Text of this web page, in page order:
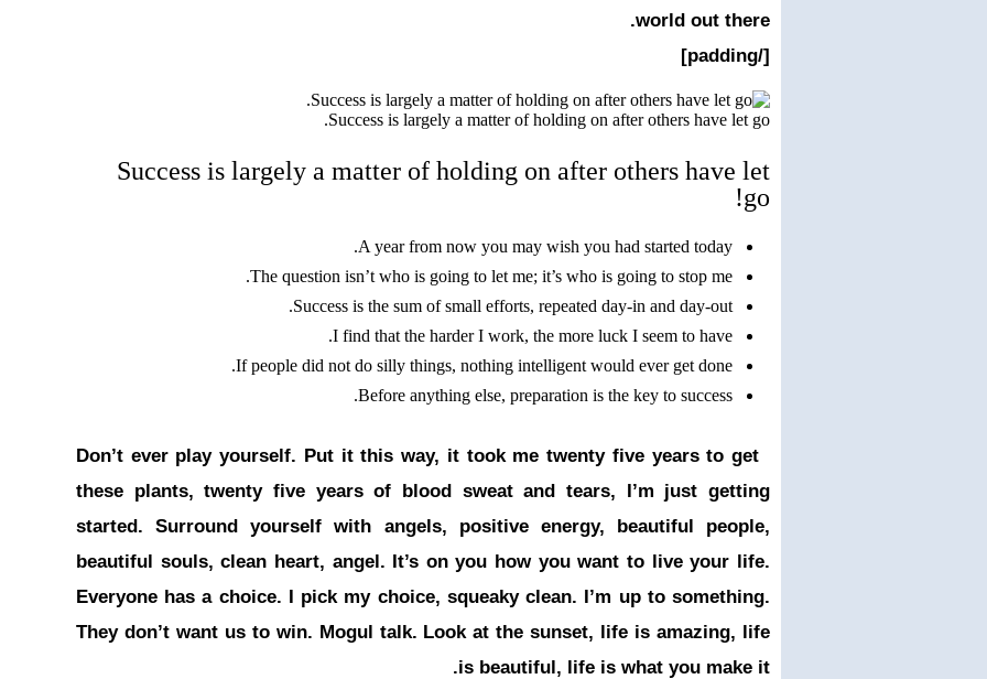
world out there.
[/padding]
Success is largely a matter of holding on after others have let go.
Success is largely a matter of holding on after others have let
go!
A year from now you may wish you had started today.
The question isn’t who is going to let me; it’s who is going to stop me.
Success is the sum of small efforts, repeated day-in and day-out.
I find that the harder I work, the more luck I seem to have.
If people did not do silly things, nothing intelligent would ever get done.
Before anything else, preparation is the key to success.
Don’t ever play yourself. Put it this way, it took me twenty five years to get
these plants, twenty five years of blood sweat and tears, I’m just getting
started.Surround yourself with angels, positive energy, beautiful people,
beautiful souls, clean heart, angel. It’s on you how you want to live your life.
Everyone has a choice. I pick my choice, squeaky clean. I’m up to something.
They don’t want us to win. Mogul talk. Look at the sunset, life is amazing, life
is beautiful, life is what you make it.